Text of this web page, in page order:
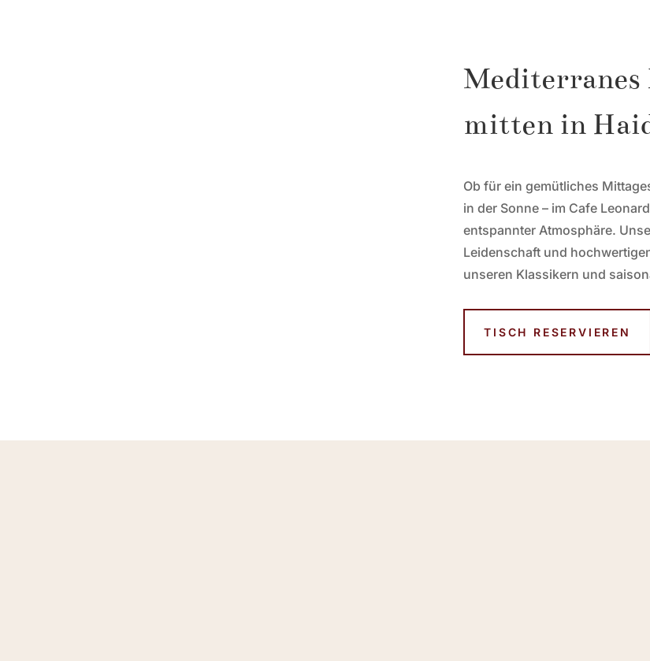
Mediterranes
mitten in
Ob für ein gemütliches
in der Sonne – im Cafe
entspannter Atmosphäre.
Leidenschaft und
unseren Klassikern und
TISCH RESERVIEREN